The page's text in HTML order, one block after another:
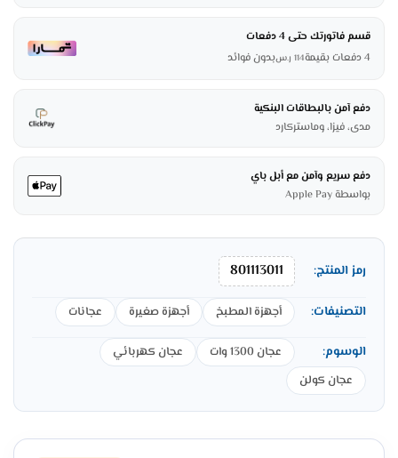
قسم فاتورتك حتى 4 دفعات
4 دفعات بقيمة
114 ر.سبدون فوائد
دفع آمن بالبطاقات البنكية
مدى، فيزا، وماستركارد
دفع سريع وآمن مع أبل باي
بواسطة Apple Pay
رمز المنتج: 801113011
التصنيفات: أجهزة المطبخ أجهزة صغيرة عجانات
الوسوم: عجان 1300 وات
عجان كهربائي
عجان كولن